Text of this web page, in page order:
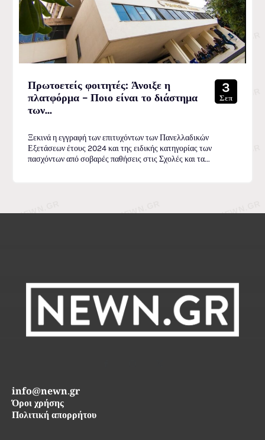
Πρωτοετείς φοιτητές: Άνοιξε η
πλατφόρμα – Ποιο είναι το διάστημα
των...
3
Σεπ
Ξεκινά η εγγραφή των επιτυχόντων των Πανελλαδικών
Εξετάσεων έτους 2024 και της ειδικής κατηγορίας των
πασχόντων από σοβαρές παθήσεις στις Σχολές και τα...
info@newn.gr
Όροι χρήσης
Πολιτική απορρήτου